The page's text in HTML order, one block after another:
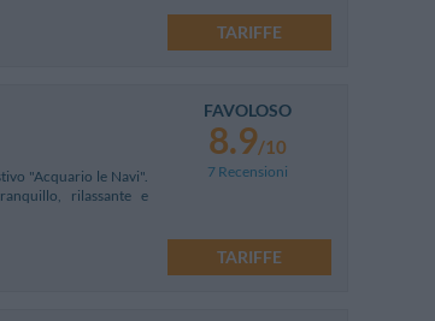
TARIFFE
"Acquario le Navi".
rilassante e
FAVOLOSO
8.9/10
7 Recensioni
TARIFFE